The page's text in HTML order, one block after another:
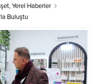
,Yerel Haberler
Buluştu